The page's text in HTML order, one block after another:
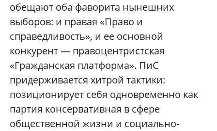
обещают оба фаворита нынешних
выборов: и правая «Право и
справедливость», и ее основной
конкурент — правоцентристская
«Гражданская платформа». ПиС
придерживается хитрой тактики:
позиционирует себя одновременно как
партия консервативная в сфере
общественной жизни и социально-